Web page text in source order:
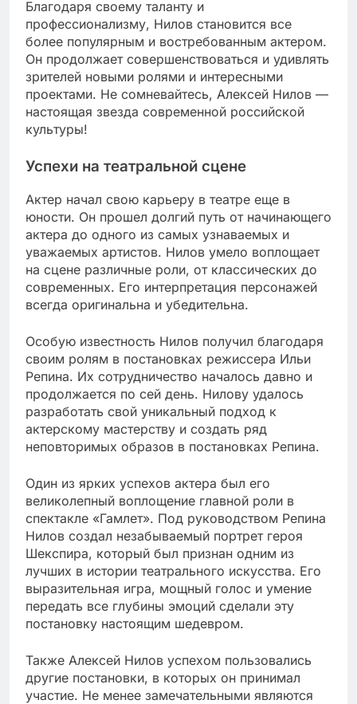
Благодаря своему таланту и
профессионализму, Нилов становится все
более популярным и востребованным актером.
Он продолжает совершенствоваться и удивлять
зрителей новыми ролями и интересными
проектами. Не сомневайтесь, Алексей Нилов —
настоящая звезда современной российской
культуры!
Успехи на театральной сцене
Актер начал свою карьеру в театре еще в
юности. Он прошел долгий путь от начинающего
актера до одного из самых узнаваемых и
уважаемых артистов. Нилов умело воплощает
на сцене различные роли, от классических до
современных. Его интерпретация персонажей
всегда оригинальна и убедительна.
Особую известность Нилов получил благодаря
своим ролям в постановках режиссера Ильи
Репина. Их сотрудничество началось давно и
продолжается по сей день. Нилову удалось
разработать свой уникальный подход к
актерскому мастерству и создать ряд
неповторимых образов в постановках Репина.
Один из ярких успехов актера был его
великолепный воплощение главной роли в
спектакле «Гамлет». Под руководством Репина
Нилов создал незабываемый портрет героя
Шекспира, который был признан одним из
лучших в истории театрального искусства. Его
выразительная игра, мощный голос и умение
передать все глубины эмоций сделали эту
постановку настоящим шедевром.
Также Алексей Нилов успехом пользовались
другие постановки, в которых он принимал
участие. Не менее замечательными являются